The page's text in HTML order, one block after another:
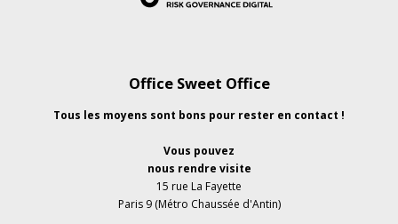
Office Sweet Office
Tous les moyens sont bons pour rester en contact !
Vous pouvez
nous rendre visite
15 rue La Fayette
Paris 9 (Métro Chaussée d'Antin)